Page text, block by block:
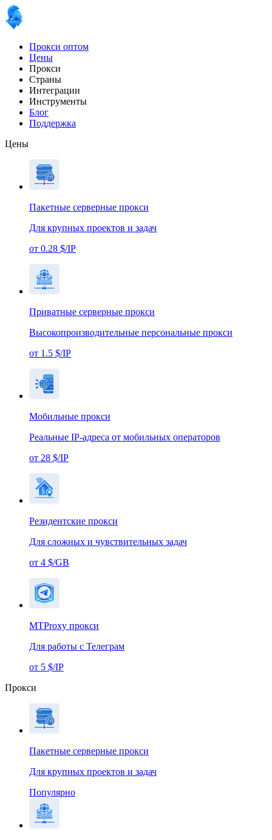
Прокси оптом
Цены
Прокси
Страны
Интеграции
Инструменты
Блог
Поддержка
Цены
Пакетные серверные прокси
Для крупных проектов и задач
от 0.28 $/IP
Приватные серверные прокси
Высокопроизводительные персональные прокси
от 1.5 $/IP
Мобильные прокси
Реальные IP-адреса от мобильных операторов
от 28 $/IP
Резидентские прокси
Для сложных и чувствительных задач
от 4 $/GB
MTProxy прокси
Для работы с Телеграм
от 5 $/IP
Прокси
Пакетные серверные прокси
Для крупных проектов и задач
Популярно